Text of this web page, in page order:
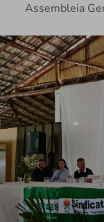
Assembleia